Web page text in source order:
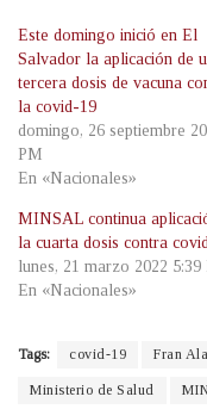
Este domingo inició en El
Salvador la aplicación de
tercera dosis de vacuna
la covid-19
domingo, 26 septiembre
PM
En «Nacionales»
MINSAL continua
la cuarta dosis contra
lunes, 21 marzo 2022 5:39
En «Nacionales»
Tags: covid-19 Fran
Ministerio de Salud